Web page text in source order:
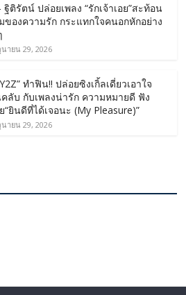
ฐิติรัตน์ ปล่อยเพลง “รักเจ้าเอย”สะท้อน
ของความรัก กระแทกใจคนอกหักอย่าง
ายน 29, 2026
ทำฟิน!! ปล่อยซิงเกิ้ลเดี่ยวเอาใจ
ลับ กับเพลงน่ารัก ความหมายดี ฟัง
“ยินดีที่ได้เจอนะ (My Pleasure)”
ายน 29, 2026